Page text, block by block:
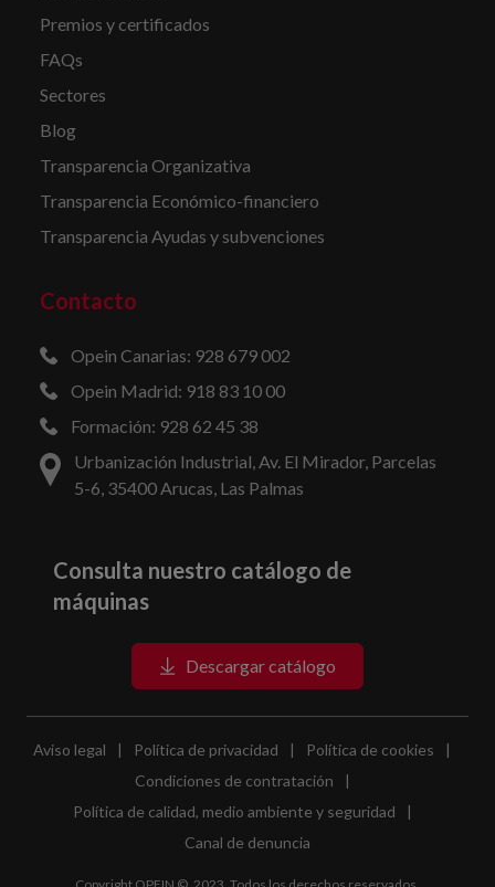
Premios y certificados
FAQs
Sectores
Blog
Transparencia Organizativa
Transparencia Económico-financiero
Transparencia Ayudas y subvenciones
Contacto
Opein Canarias: 928 679 002
Opein Madrid: 918 83 10 00
Formación: 928 62 45 38
Urbanización Industrial, Av. El Mirador, Parcelas
5-6, 35400 Arucas, Las Palmas
Consulta nuestro catálogo de
máquinas
Descargar catálogo
Aviso legal | Política de privacidad | Política de cookies
|
Condiciones de contratación
|
Política de calidad, medio ambiente y seguridad
|
Canal de denuncia